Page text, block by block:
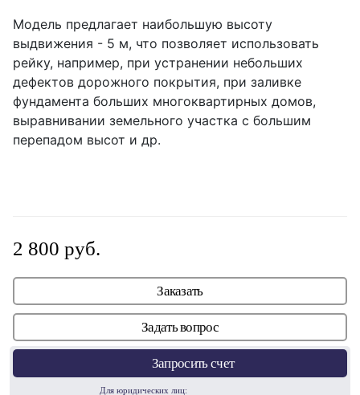
Модель предлагает наибольшую высоту
выдвижения - 5 м, что позволяет использовать
рейку, например, при устранении небольших
дефектов дорожного покрытия, при заливке
фундамента больших многоквартирных домов,
выравнивании земельного участка с большим
перепадом высот и др.
2 800 руб.
Заказать
Задать вопрос
Запросить счет
Для юридических лиц: